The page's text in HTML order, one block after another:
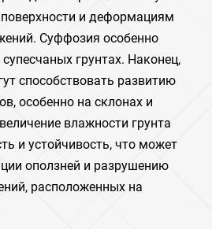
и деформациям
Суффозия особенно
грунтах. Наконец,
способствовать развитию
особенно на склонах и
влажности грунта
и устойчивость, что может
оползней и разрушению
расположенных на